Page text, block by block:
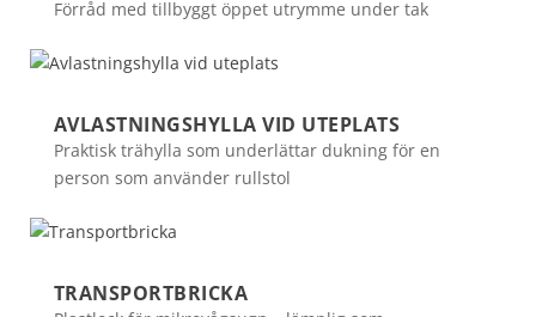
Förråd med tillbyggt öppet utrymme under tak
AVLASTNINGSHYLLA VID UTEPLATS
Praktisk trähylla som underlättar dukning för en
person som använder rullstol
TRANSPORTBRICKA